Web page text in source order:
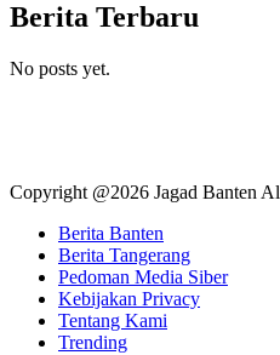
Berita Terbaru
No posts yet.
Copyright @2026 Jagad Banten
Berita Banten
Berita Tangerang
Pedoman Media Siber
Kebijakan Privacy
Tentang Kami
Trending